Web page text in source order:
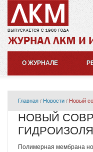
О ЖУРНАЛЕ
Главная Новости Новый
НОВЫЙ
Полимерная мембрана